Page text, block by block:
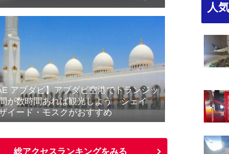
アブダビ】アブダビ空港でトランジッ
が数時間あれば観光しよう シェイ
イード・モスクがおすすめ
総アクセスランキングをみる
人